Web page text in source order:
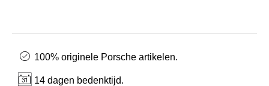
100% originele Porsche artikelen.
14 dagen bedenktijd.